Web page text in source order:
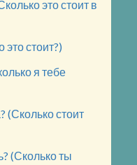
это стоит в
это стоит?)
я тебе
(Сколько стоит
(Сколько ты